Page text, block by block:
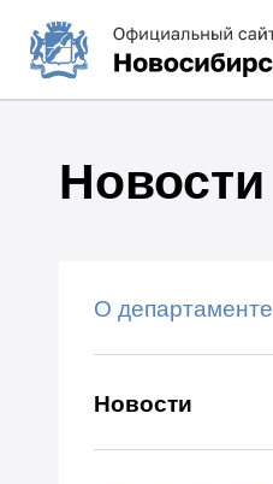
Новости
О департаменте
Новости